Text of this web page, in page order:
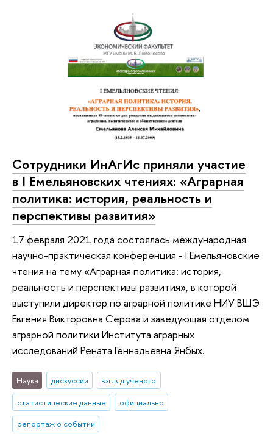
Сотрудники ИнАгИс приняли участие
в I Емельяновских чтениях: «Аграрная
политика: история, реальность и
перспективы развития»
17 февраля 2021 года состоялась международная
научно-практическая конференция - I Емельяновские
чтения на тему «Аграрная политика: история,
реальность и перспективы развития», в которой
выступили директор по аграрной политике НИУ ВШЭ
Евгения Викторовна Серова и заведующая отделом
аграрной политики Института аграрных
исследований Рената Геннадьевна Янбых.
Наука дискуссии
взгляд ученого
статистические данные
официально
репортаж о событии